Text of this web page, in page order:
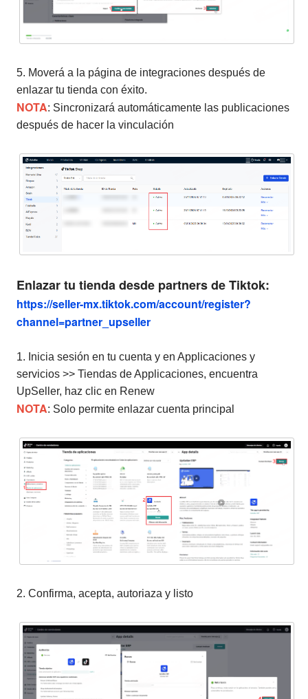
5. Moverá a la página de integraciones después de
enlazar tu tienda con éxito.
NOTA: Sincronizará automáticamente las publicaciones
después de hacer la vinculación
Enlazar tu tienda desde partners de Tiktok:
https://seller-mx.tiktok.com/account/register?
channel=partner_upseller
1. Inicia sesión en tu cuenta y en Applicaciones y
servicios >> Tiendas de Applicaciones, encuentra
UpSeller, haz clic en Renew
NOTA: Solo permite enlazar cuenta principal
2. Confirma, acepta, autoriaza y listo